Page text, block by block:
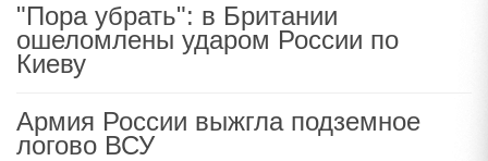
"Пора убрать": в Британии
ошеломлены ударом России по
Киеву
Армия России выжгла подземное
логово ВСУ